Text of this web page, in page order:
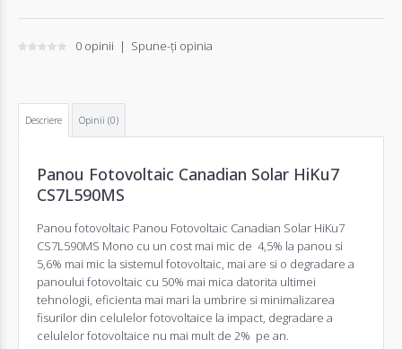
0 opinii | Spune-ţi opinia
Descriere Opinii (0)
Panou Fotovoltaic Canadian Solar HiKu7
CS7L590MS
Panou fotovoltaic Panou Fotovoltaic Canadian Solar HiKu7
CS7L590MS Mono cu un cost mai mic de 4,5% la panou si
5,6% mai mic la sistemul fotovoltaic, mai are si o degradare a
panoului fotovoltaic cu 50% mai mica datorita ultimei
tehnologii, eficienta mai mari la umbrire si minimalizarea
fisurilor din celulelor fotovoltaice la impact, degradare a
celulelor fotovoltaice nu mai mult de 2% pe an.